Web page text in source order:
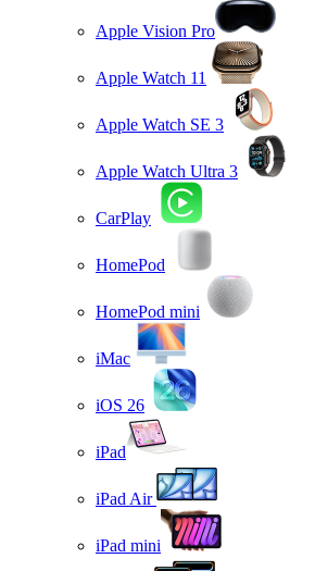
Apple Vision Pro
Apple Watch 11
Apple Watch SE 3
Apple Watch Ultra 3
CarPlay
HomePod
HomePod mini
iMac
iOS 26
iPad
iPad Air
iPad mini